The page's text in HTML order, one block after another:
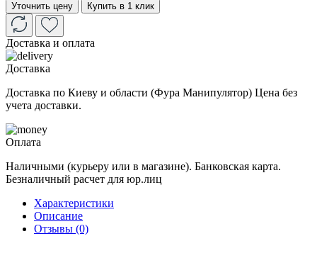
Уточнить цену
Купить в 1 клик
Доставка и оплата
Доставка
Доставка по Киеву и области (Фура Манипулятор) Цена без
учета доставки.
Оплата
Наличными (курьеру или в магазине). Банковская карта.
Безналичный расчет для юр.лиц
Характеристики
Описание
Отзывы (0)